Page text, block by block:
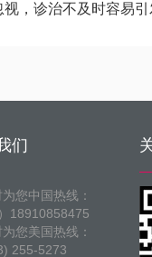
诊治不及时容易引发
们
您中国热线：
18910858475
您美国热线：
255-5273